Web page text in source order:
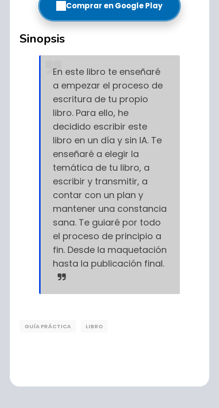
Comprar en Google Play
Sinopsis
En este libro te enseñaré
a empezar el proceso de
escritura de tu propio
libro. Para ello, he
decidido escribir este
libro en un día y sin IA. Te
enseñaré a elegir la
temática de tu libro, a
escribir y transmitir, a
contar con un plan y
mantener una constancia
sana. Te guiaré por todo
el proceso de principio a
fin. Desde la maquetación
hasta la publicación final.
GUÍA PRÁCTICA LIBRO